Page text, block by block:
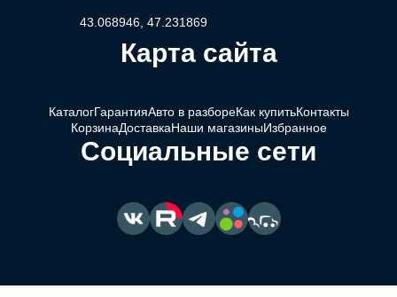
43.068946, 47.231869
Карта сайта
КаталогГарантияАвто в разбореКак купитьКонтакты
КорзинаДоставкаНаши магазиныИзбранное
Социальные сети